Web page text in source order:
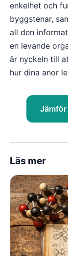
enkelhet och
byggstenar,
all den
en levande
är nyckeln till
hur dina anor
Läs mer